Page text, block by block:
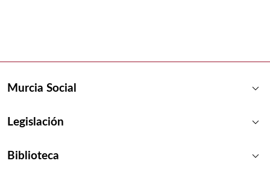
Murcia Social keyboard_arrow_down
Legislación keyboard_arrow_down
Biblioteca keyboard_arrow_down